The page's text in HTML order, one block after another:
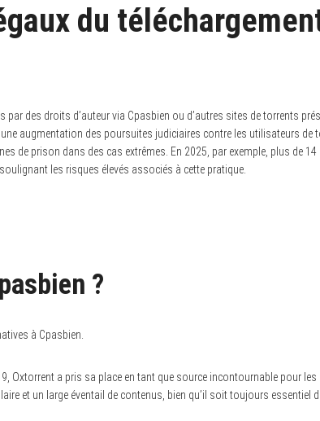
du
par des droits d’auteur via Cpasbien ou d’autres sites de torrents
augmentation des poursuites judiciaires contre les utilisateurs de
de prison dans des cas extrêmes. En 2025, par exemple, plus de
les risques élevés associés à cette pratique.
?
à Cpasbien.
Oxtorrent a pris sa place en tant que source incontournable pour
et un large éventail de contenus, bien qu’il soit toujours essentiel